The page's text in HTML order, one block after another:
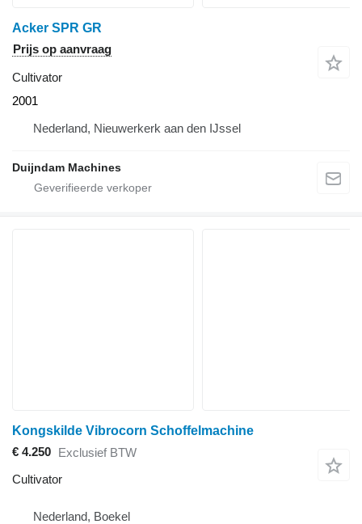
Acker SPR GR
Prijs op aanvraag
Cultivator
2001
Nederland, Nieuwerkerk aan den IJssel
Duijndam Machines
Kongskilde Vibrocorn Schoffelmachine
€ 4.250 Exclusief BTW
Cultivator
Nederland, Boekel